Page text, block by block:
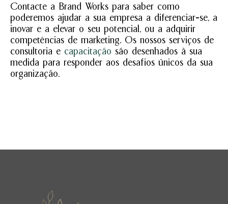
Contacte a Brand Works para saber como
poderemos ajudar a sua empresa a diferenciar-se, a
inovar e a elevar o seu potencial, ou a adquirir
competências de marketing. Os nossos serviços de
consultoria e capacitação são desenhados à sua
medida para responder aos desafios únicos da sua
organização.